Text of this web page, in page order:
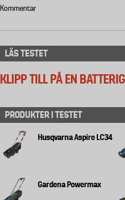
Kommentar
LÄS TESTET
KLIPP TILL PÅ EN
PRODUKTER I TESTET
Husqvarna Aspire LC34
Gardena Powermax